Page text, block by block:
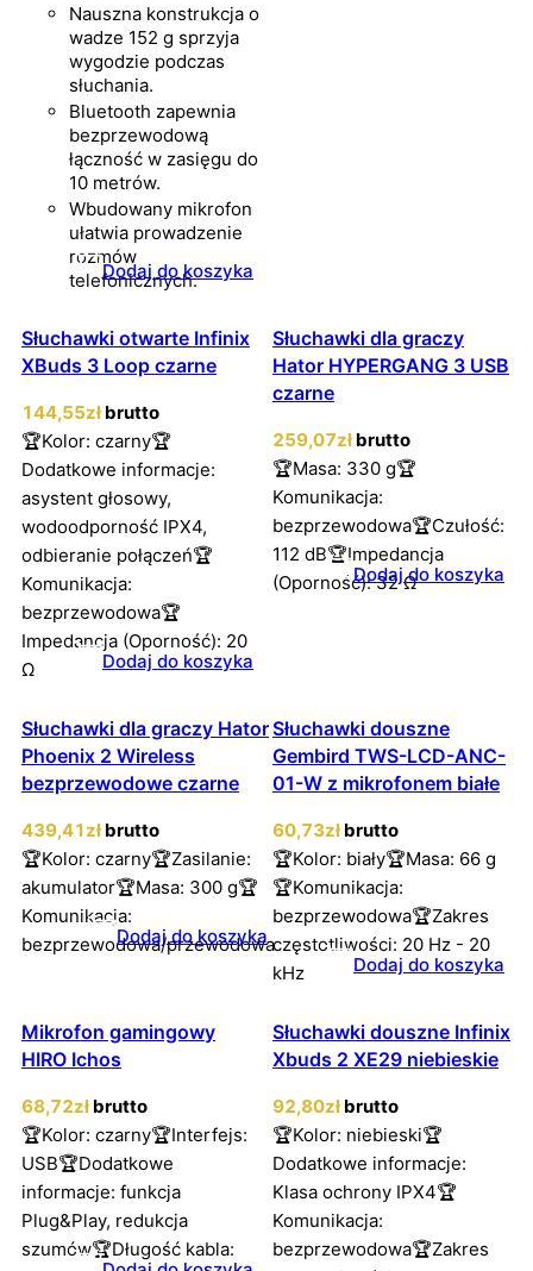
Nauszna konstrukcja o
wadze 152 g sprzyja
wygodzie podczas
słuchania.
Bluetooth zapewnia
bezprzewodową
łączność w zasięgu do
10 metrów.
Wbudowany mikrofon
ułatwia prowadzenie
rozmów
telefonicznych.
Dodaj do koszyka
Słuchawki otwarte Infinix
XBuds 3 Loop czarne
144,55zł brutto
🏆Kolor: czarny🏆
Dodatkowe informacje:
asystent głosowy,
wodoodporność IPX4,
odbieranie połączeń🏆
Komunikacja:
bezprzewodowa🏆
Impedancja (Oporność): 20
Ω
Dodaj do koszyka
Słuchawki dla graczy
Hator HYPERGANG 3 USB
czarne
259,07zł brutto
🏆Masa: 330 g🏆
Komunikacja:
bezprzewodowa🏆Czułość:
112 dB🏆Impedancja
(Oporność): 32 ΩDodaj do koszyka
Słuchawki dla graczy Hator
Phoenix 2 Wireless
bezprzewodowe czarne
439,41zł brutto
🏆Kolor: czarny🏆Zasilanie:
akumulator🏆Masa: 300 g🏆
Komunikacja:
bezprzewodowa/przewodowa
Dodaj do koszyka
Słuchawki douszne
Gembird TWS-LCD-ANC-
01-W z mikrofonem białe
60,73zł brutto
🏆Kolor: biały🏆Masa: 66 g
🏆Komunikacja:
bezprzewodowa🏆Zakres
częstotliwości: 20 Hz - 20
kHz
Dodaj do koszyka
Mikrofon gamingowy
HIRO Ichos
68,72zł brutto
🏆Kolor: czarny🏆Interfejs:
USB🏆Dodatkowe
informacje: funkcja
Plug&Play, redukcja
szumów🏆Długość kabla:
Słuchawki douszne Infinix
Xbuds 2 XE29 niebieskie
92,80zł brutto
🏆Kolor: niebieski🏆
Dodatkowe informacje:
Klasa ochrony IPX4🏆
Komunikacja:
bezprzewodowa🏆Zakres